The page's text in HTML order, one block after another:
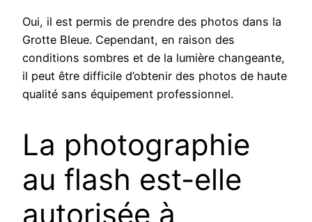
Oui, il est permis de prendre des photos dans la
Grotte Bleue. Cependant, en raison des
conditions sombres et de la lumière changeante,
il peut être difficile d’obtenir des photos de haute
qualité sans équipement professionnel.
La photographie
au flash est-elle
autorisée à